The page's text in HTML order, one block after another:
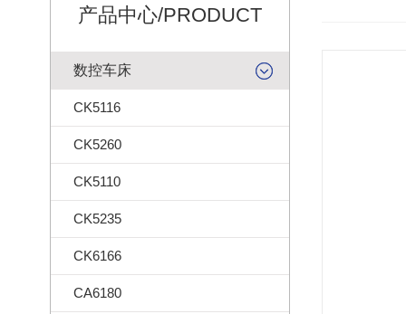
产品中心/PRODUCT
数控车床
CK5116
CK5260
CK5110
CK5235
CK6166
CA6180